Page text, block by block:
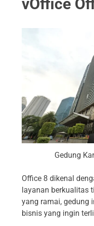
vOffice
Gedung
Office 8 dikenal
layanan berkualitas
yang ramai, gedung
bisnis yang ingin